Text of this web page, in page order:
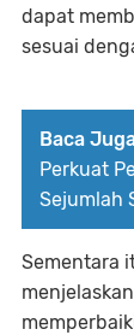
dapat
sesuai
Baca
Perkuat
Sejumlah
Sementara